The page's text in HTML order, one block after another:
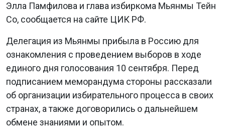
Элла Памфилова и глава избиркома Мьянмы Тейн
Со, сообщается на сайте ЦИК РФ.
Делегация из Мьянмы прибыла в Россию для
ознакомления с проведением выборов в ходе
единого дня голосования 10 сентября. Перед
подписанием меморандума стороны рассказали
об организации избирательного процесса в своих
странах, а также договорились о дальнейшем
обмене знаниями и опытом.